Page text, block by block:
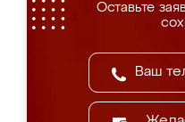
Оставьте